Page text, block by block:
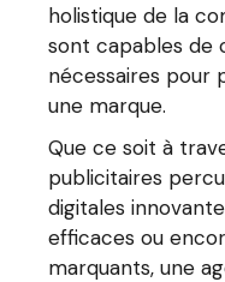
holistique de la
sont capables de
nécessaires pour
une marque.
Que ce soit à
publicitaires
digitales
efficaces ou
marquants, une